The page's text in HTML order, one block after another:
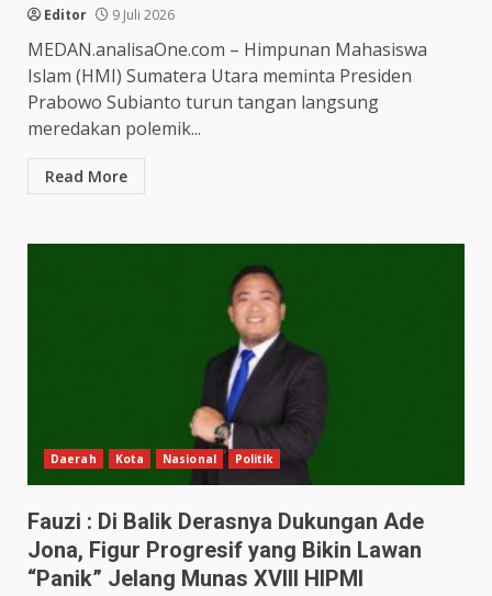
Editor 9 Juli 2026
MEDAN.analisaOne.com – Himpunan Mahasiswa
Islam (HMI) Sumatera Utara meminta Presiden
Prabowo Subianto turun tangan langsung
meredakan polemik...
Read More
Daerah Kota Nasional Politik
Fauzi : Di Balik Derasnya Dukungan Ade
Jona, Figur Progresif yang Bikin Lawan
“Panik” Jelang Munas XVIII HIPMI